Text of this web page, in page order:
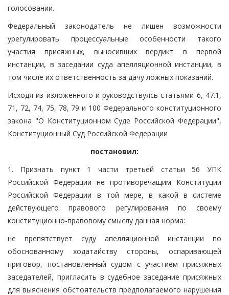
голосовании.
Федеральный законодатель не лишен возможности
урегулировать процессуальные особенности такого
участия присяжных, выносивших вердикт в первой
инстанции, в заседании суда апелляционной инстанции, в
том числе их ответственность за дачу ложных показаний.
Исходя из изложенного и руководствуясь статьями 6, 47.1,
71, 72, 74, 75, 78, 79 и 100 Федерального конституционного
закона "О Конституционном Суде Российской Федерации",
Конституционный Суд Российской Федерации
постановил:
1. Признать пункт 1 части третьей статьи 56 УПК
Российской Федерации не противоречащим Конституции
Российской Федерации в той мере, в какой в системе
действующего правового регулирования по своему
конституционно-правовому смыслу данная норма:
не препятствует суду апелляционной инстанции по
обоснованному ходатайству стороны, оспаривающей
приговор, постановленный судом с участием присяжных
заседателей, пригласить в судебное заседание присяжных
для выяснения обстоятельств предполагаемого нарушения